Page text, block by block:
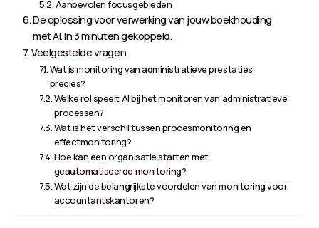
Aanbevolen focusgebieden
De oplossing voor verwerking van jouw boekhouding
met AI. In 3 minuten gekoppeld.
Veelgestelde vragen
Wat is monitoring van administratieve prestaties
precies?
Welke rol speelt AI bij het monitoren van administratieve
processen?
Wat is het verschil tussen procesmonitoring en
effectmonitoring?
Hoe kan een organisatie starten met
geautomatiseerde monitoring?
Wat zijn de belangrijkste voordelen van monitoring voor
accountantskantoren?